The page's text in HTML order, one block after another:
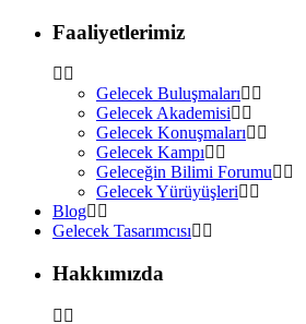
Faaliyetlerimiz
Gelecek Buluşmaları
Gelecek Akademisi
Gelecek Konuşmaları
Gelecek Kampı
Geleceğin Bilimi Forumu
Gelecek Yürüyüşleri
Blog
Gelecek Tasarımcısı
Hakkımızda